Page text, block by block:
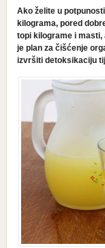
Ako želite u
kilograma, pored
topi kilograme i
je plan za čišćenje
izvršiti detoksikaciju